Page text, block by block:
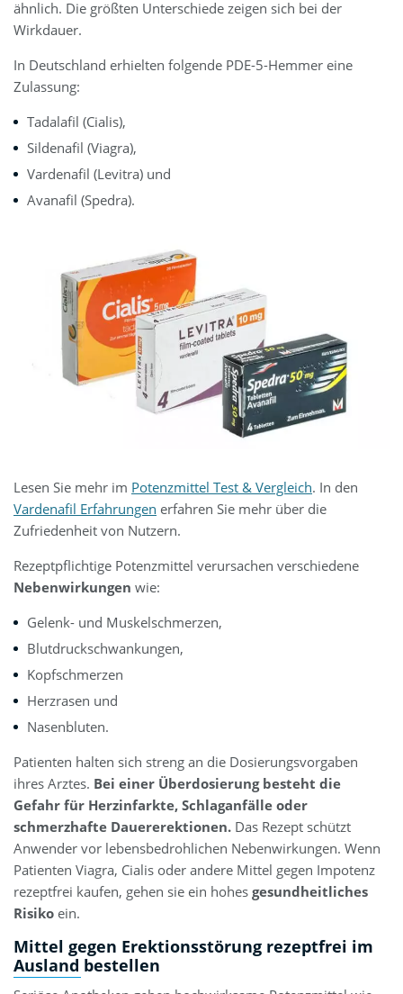
ähnlich. Die größten Unterschiede zeigen sich bei der
Wirkdauer.
In Deutschland erhielten folgende PDE-5-Hemmer eine
Zulassung:
Tadalafil (Cialis),
Sildenafil (Viagra),
Vardenafil (Levitra) und
Avanafil (Spedra).
Lesen Sie mehr im Potenzmittel Test & Vergleich. In den
Vardenafil Erfahrungen erfahren Sie mehr über die
Zufriedenheit von Nutzern.
Rezeptpflichtige Potenzmittel verursachen verschiedene
Nebenwirkungen wie:
Gelenk- und Muskelschmerzen,
Blutdruckschwankungen,
Kopfschmerzen
Herzrasen und
Nasenbluten.
Patienten halten sich streng an die Dosierungsvorgaben
ihres Arztes. Bei einer Überdosierung besteht die
Gefahr für Herzinfarkte, Schlaganfälle oder
schmerzhafte Dauererektionen. Das Rezept schützt
Anwender vor lebensbedrohlichen Nebenwirkungen. Wenn
Patienten Viagra, Cialis oder andere Mittel gegen Impotenz
rezeptfrei kaufen, gehen sie ein hohes gesundheitliches
Risiko ein.
Mittel gegen Erektionsstörung rezeptfrei im
Ausland bestellen